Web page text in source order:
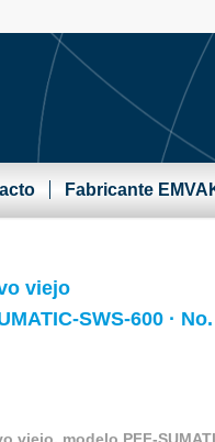
Fabricante
viejo
SWS-600 ·